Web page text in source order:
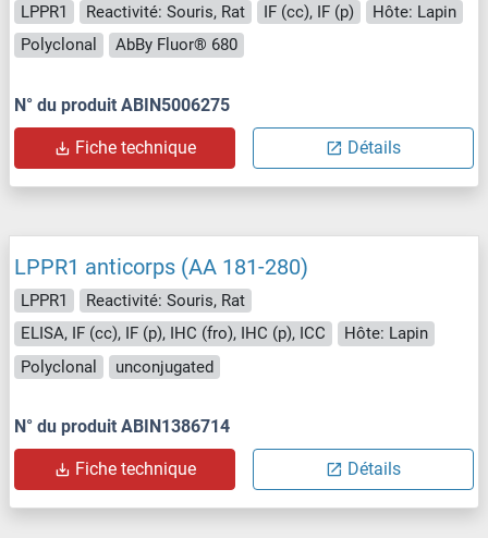
LPPR1 Reactivité: Souris, Rat IF (cc), IF (p)
Hôte: Lapin
Polyclonal
AbBy Fluor® 680
N° du produit ABIN5006275
Fiche technique Détails
LPPR1 anticorps (AA 181-280)
LPPR1
Reactivité: Souris, Rat
ELISA, IF (cc), IF (p), IHC (fro), IHC (p), ICC
Hôte: Lapin
Polyclonal
unconjugated
N° du produit ABIN1386714
Fiche technique Détails